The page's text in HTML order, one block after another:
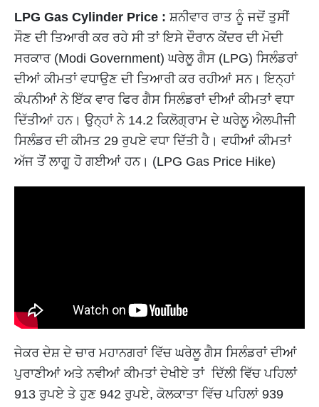
LPG Gas Cylinder Price : ਸ਼ਨੀਵਾਰ ਰਾਤ ਨੂੰ ਜਦੋਂ ਤੁਸੀਂ
ਸੌਣ ਦੀ ਤਿਆਰੀ ਕਰ ਰਹੇ ਸੀ ਤਾਂ ਇਸੇ ਦੌਰਾਨ ਕੇਂਦਰ ਦੀ ਮੋਦੀ
ਸਰਕਾਰ (Modi Government) ਘਰੇਲੂ ਗੈਸ (LPG) ਸਿਲੰਡਰਾਂ
ਦੀਆਂ ਕੀਮਤਾਂ ਵਧਾਉਣ ਦੀ ਤਿਆਰੀ ਕਰ ਰਹੀਆਂ ਸਨ। ਇਨ੍ਹਾਂ
ਕੰਪਨੀਆਂ ਨੇ ਇੱਕ ਵਾਰ ਫਿਰ ਗੈਸ ਸਿਲੰਡਰਾਂ ਦੀਆਂ ਕੀਮਤਾਂ ਵਧਾ
ਦਿੱਤੀਆਂ ਹਨ। ਉਨ੍ਹਾਂ ਨੇ 14.2 ਕਿਲੋਗ੍ਰਾਮ ਦੇ ਘਰੇਲੂ ਐਲਪੀਜੀ
ਸਿਲੰਡਰ ਦੀ ਕੀਮਤ 29 ਰੁਪਏ ਵਧਾ ਦਿੱਤੀ ਹੈ। ਵਧੀਆਂ ਕੀਮਤਾਂ
ਅੱਜ ਤੋਂ ਲਾਗੂ ਹੋ ਗਈਆਂ ਹਨ। (LPG Gas Price Hike)
ਜੇਕਰ ਦੇਸ਼ ਦੇ ਚਾਰ ਮਹਾਨਗਰਾਂ ਵਿੱਚ ਘਰੇਲੂ ਗੈਸ ਸਿਲੰਡਰਾਂ ਦੀਆਂ
ਪੁਰਾਣੀਆਂ ਅਤੇ ਨਵੀਆਂ ਕੀਮਤਾਂ ਦੇਖੀਏ ਤਾਂ ਦਿੱਲੀ ਵਿੱਚ ਪਹਿਲਾਂ
913 ਰੁਪਏ ਤੇ ਹੁਣ 942 ਰੁਪਏ, ਕੋਲਕਾਤਾ ਵਿੱਚ ਪਹਿਲਾਂ 939